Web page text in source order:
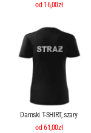
od 16,00zł
Damski T-SHIRT, szary
od 61,00zł